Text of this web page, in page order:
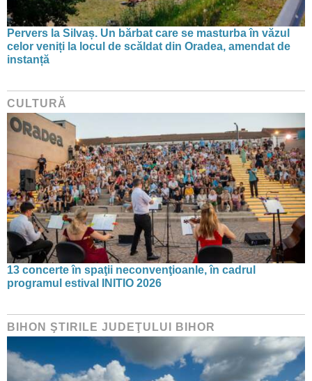
Pervers la Silvaș. Un bărbat care se masturba în văzul
celor veniți la locul de scăldat din Oradea, amendat de
instanță
CULTURĂ
13 concerte în spaţii neconvenţioanle, în cadrul
programul estival INITIO 2026
BIHON ŞTIRILE JUDEŢULUI BIHOR